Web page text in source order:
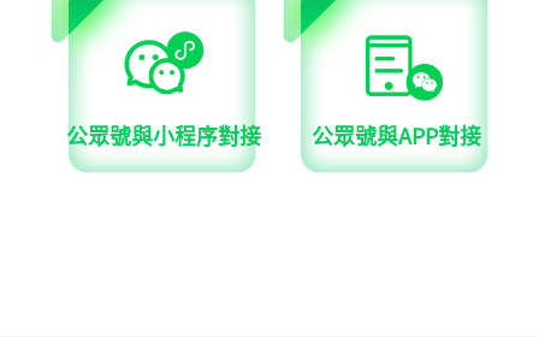
公眾號與小程序對接 公眾號與APP對接